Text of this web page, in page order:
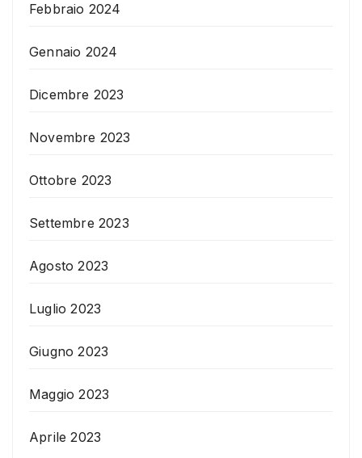
Febbraio 2024
Gennaio 2024
Dicembre 2023
Novembre 2023
Ottobre 2023
Settembre 2023
Agosto 2023
Luglio 2023
Giugno 2023
Maggio 2023
Aprile 2023